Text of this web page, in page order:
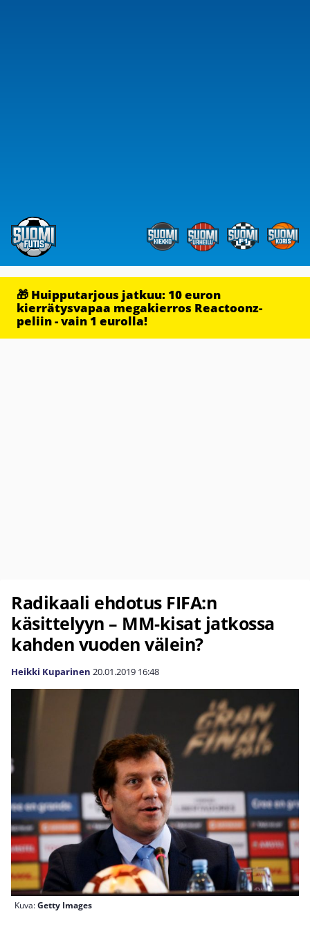
🎁 Huipputarjous jatkuu: 10 euron
kierrätysvapaa megakierros Reactoonz-
peliin - vain 1 eurolla!
Radikaali ehdotus FIFA:n
käsittelyyn – MM-kisat jatkossa
kahden vuoden välein?
Heikki Kuparinen 20.01.2019 16:48
Kuva:Getty Images